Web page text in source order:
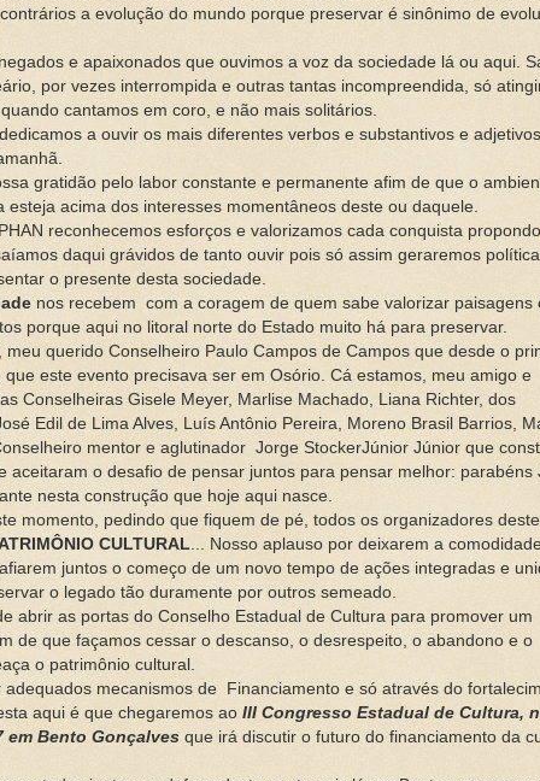
a evolução do mundo porque preservar é sinônimo de
e apaixonados que ouvimos a voz da sociedade lá ou aqui.
por vezes interrompida e outras tantas incompreendida, só
cantamos em coro, e não mais solitários.
a ouvir os mais diferentes verbos e substantivos e
gratidão pelo labor constante e permanente afim de que o
esteja acima dos interesses momentâneos deste ou daquele.
reconhecemos esforços e valorizamos cada conquista
daqui grávidos de tanto ouvir pois só assim geraremos
o presente desta sociedade.
nos recebem com a coragem de quem sabe valorizar paisagens
porque aqui no litoral norte do Estado muito há para preservar.
querido Conselheiro Paulo Campos de Campos que desde o
este evento precisava ser em Osório. Cá estamos, meu amigo e
Conselheiras Gisele Meyer, Marlise Machado, Liana Richter, dos
Edil de Lima Alves, Luís Antônio Pereira, Moreno Brasil Barrios,
mentor e aglutinador Jorge StockerJúnior Júnior que
aceitaram o desafio de pensar juntos para pensar melhor: parabéns
nesta construção que hoje aqui nasce.
momento, pedindo que fiquem de pé, todos os organizadores deste
CULTURAL ... Nosso aplauso por deixarem a
juntos o começo de um novo tempo de ações integradas e
o legado tão duramente por outros semeado.
as portas do Conselho Estadual de Cultura para promover um
de que façamos cessar o descanso, o desrespeito, o abandono e o
o patrimônio cultural.
mecanismos de Financiamento e só através do
aqui é que chegaremos ao III Congresso Estadual de Cultura,
em Bento Gonçalves que irá discutir o futuro do financiamento da